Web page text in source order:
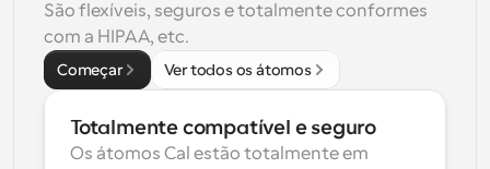
São flexíveis, seguros e totalmente conformes
com a HIPAA, etc.
Começar Ver todos os átomos
Totalmente compatível e seguro
Os átomos Cal estão totalmente em